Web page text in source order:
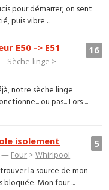
pour démarrer, on sent
puis vibre ...
16
E50 -> E51
Sèche-linge >
notre sèche linge
ou pas... Lors ...
5
isolement
— Four >Whirlpool
la source de mon
bloquée. Mon four ...